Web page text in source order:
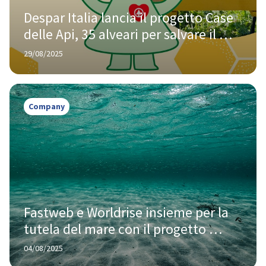
Despar Italia lancia il progetto Case
delle Api, 35 alveari per salvare il
Pianeta
29/08/2025
Company
Fastweb e Worldrise insieme per la
tutela del mare con il progetto
SEATY
04/08/2025